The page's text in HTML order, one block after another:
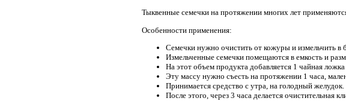
Тыквенные семечки на протяжении многих лет
Особенности применения:
Семечки нужно очистить от кожуры и измельчить в
Измельченные семечки помещаются в емкость и
На этот объем продукта добавляется 1 чайная
Эту массу нужно съесть на протяжении 1 часа,
Принимается средство с утра, на голодный желудок.
После этого, через 3 часа делается очистительная